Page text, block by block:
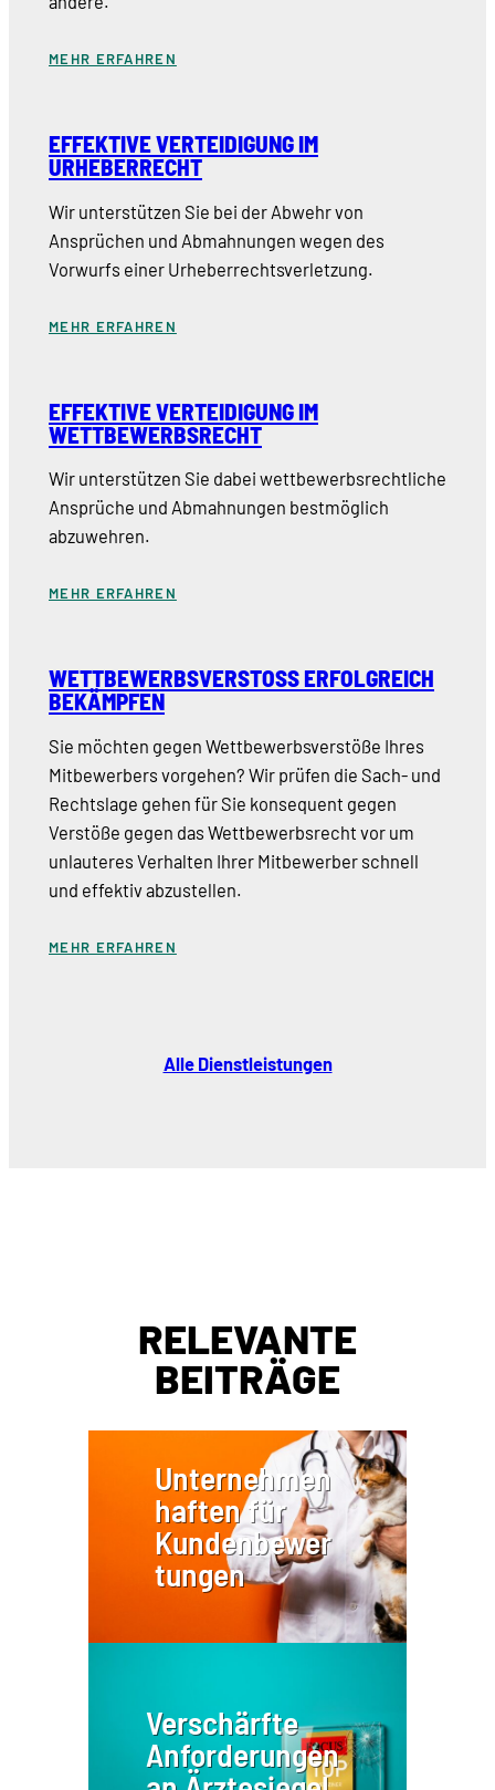
MEHR ERFAHREN
EFFEKTIVE VERTEIDIGUNG IM
URHEBERRECHT
Wir unterstützen Sie bei der Abwehr von
Ansprüchen und Abmahnungen wegen des
Vorwurfs einer Urheberrechtsverletzung.
MEHR ERFAHREN
EFFEKTIVE VERTEIDIGUNG IM
WETTBEWERBSRECHT
Wir unterstützen Sie dabei wettbewerbsrechtliche
Ansprüche und Abmahnungen bestmöglich
abzuwehren.
MEHR ERFAHREN
WETTBEWERBSVERSTOSS ERFOLGREICH B
EKÄMPFEN
Sie möchten gegen Wettbewerbsverstöße Ihres
Mitbewerbers vorgehen? Wir prüfen die Sach- und
Rechtslage gehen für Sie konsequent gegen
Verstöße gegen das Wettbewerbsrecht vor um
unlauteres Verhalten Ihrer Mitbewerber schnell
und effektiv abzustellen.
MEHR ERFAHREN
Alle Dienstleistungen
RELEVANTE
BEITRÄGE
Unternehmen
haften für
Kundenbewer
tungen
Verschärfte
Anforderungen